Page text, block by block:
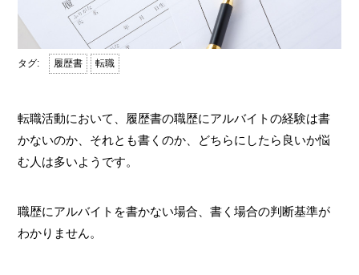
履歴書 転職
転職活動において、履歴書の職歴にアルバイトの経験は書
かないのか、それとも書くのか、どちらにしたら良いか悩
む人は多いようです。
職歴にアルバイトを書かない場合、書く場合の判断基準が
わかりません。